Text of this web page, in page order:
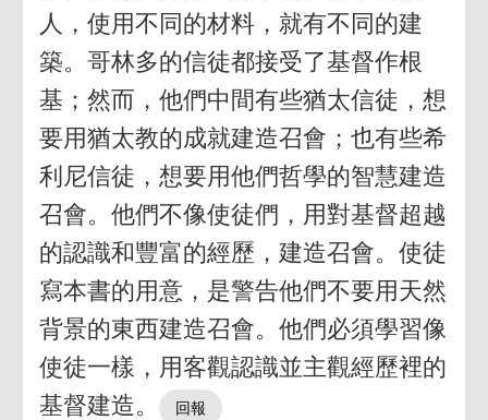
人，使用不同的材料，就有不同的建
築。哥林多的信徒都接受了基督作根
基；然而，他們中間有些猶太信徒，想
要用猶太教的成就建造召會；也有些希
利尼信徒，想要用他們哲學的智慧建造
召會。他們不像使徒們，用對基督超越
的認識和豐富的經歷，建造召會。使徒
寫本書的用意，是警告他們不要用天然
背景的東西建造召會。他們必須學習像
使徒一樣，用客觀認識並主觀經歷裡的
基督建造。